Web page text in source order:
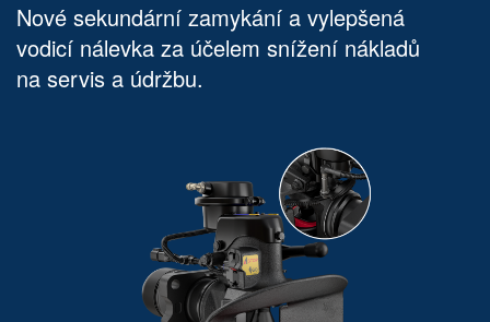
Nové sekundární zamykání a vylepšená
vodicí nálevka za účelem snížení nákladů
na servis a údržbu.